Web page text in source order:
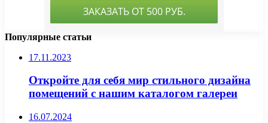
Популярные статьи
17.11.2023
Откройте для себя мир стильного дизайна
помещений с нашим каталогом галереи
16.07.2024